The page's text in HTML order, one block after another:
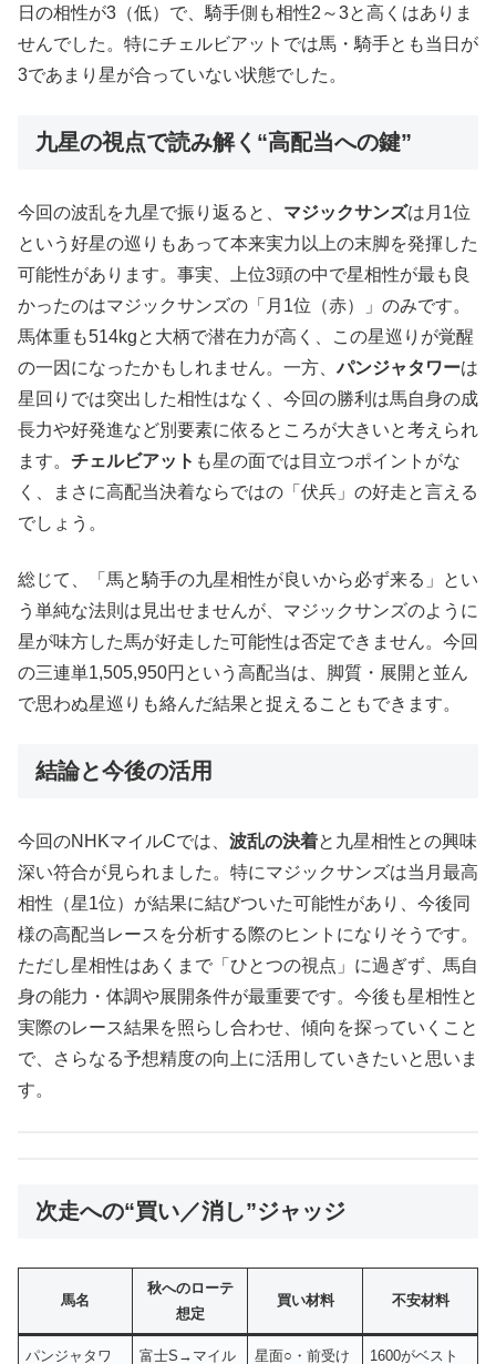
日の相性が3（低）で、騎手側も相性2～3と高くはありま
せんでした。特にチェルビアットでは馬・騎手とも当日が
3であまり星が合っていない状態でした。
九星の視点で読み解く“高配当への鍵”
今回の波乱を九星で振り返ると、 マジックサンズは月1位
という好星の巡りもあって本来実力以上の末脚を発揮した
可能性があります。事実、上位3頭の中で星相性が最も良
かったのはマジックサンズの「月1位（赤）」のみです。
馬体重も514kgと大柄で潜在力が高く、この星巡りが覚醒
の一因になったかもしれません。一方、パンジャタワーは
星回りでは突出した相性はなく、今回の勝利は馬自身の成
長力や好発進など別要素に依るところが大きいと考えられ
ます。 チェルビアット も星の面では目立つポイントがな
く、まさに高配当決着ならではの「伏兵」の好走と言える
でしょう。
総じて、「馬と騎手の九星相性が良いから必ず来る」とい
う単純な法則は見出せませんが、マジックサンズのように
星が味方した馬が好走した可能性は否定できません。今回
の三連単1,505,950円という高配当は、脚質・展開と並ん
で思わぬ星巡りも絡んだ結果と捉えることもできます。
結論と今後の活用
今回のNHKマイルCでは、 波乱の決着と九星相性との興味
深い符合が見られました。特にマジックサンズは当月最高
相性（星1位）が結果に結びついた可能性があり、今後同
様の高配当レースを分析する際のヒントになりそうです。
ただし星相性はあくまで「ひとつの視点」に過ぎず、馬自
身の能力・体調や展開条件が最重要です。今後も星相性と
実際のレース結果を照らし合わせ、傾向を探っていくこと
で、さらなる予想精度の向上に活用していきたいと思いま
す。
次走への“買い／消し”ジャッジ
馬名
秋へのローテ
想定
買い材料 不安材料
パンジャタワ
富士S→マイル
星面○・前受け
1600がベスト